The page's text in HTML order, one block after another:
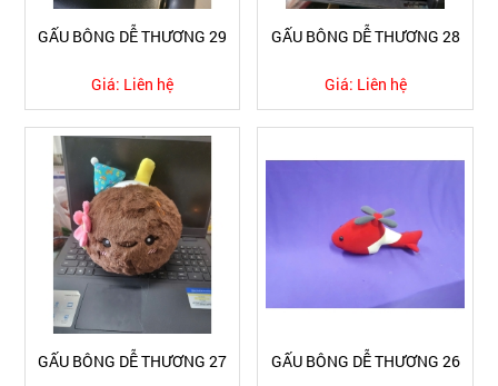
GẤU BÔNG DỄ THƯƠNG 29
Giá: Liên hệ
GẤU BÔNG DỄ THƯƠNG 28
Giá: Liên hệ
GẤU BÔNG DỄ THƯƠNG 27 GẤU BÔNG DỄ THƯƠNG 26